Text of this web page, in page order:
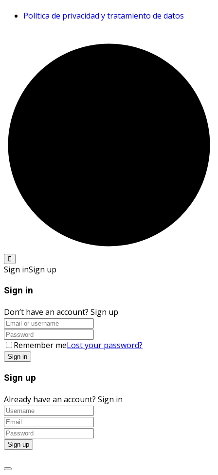
Política de privacidad y tratamiento de datos
Sign inSign up
Sign in
Don’t have an account? Sign up
Remember meLost your password?
Sign up
Already have an account? Sign in